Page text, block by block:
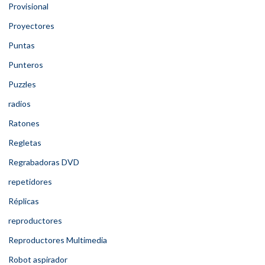
Provisional
Proyectores
Puntas
Punteros
Puzzles
radios
Ratones
Regletas
Regrabadoras DVD
repetidores
Réplicas
reproductores
Reproductores Multimedia
Robot aspirador